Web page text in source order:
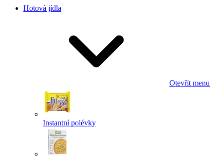
Hotová jídla
Otevřít menu
Instantní polévky